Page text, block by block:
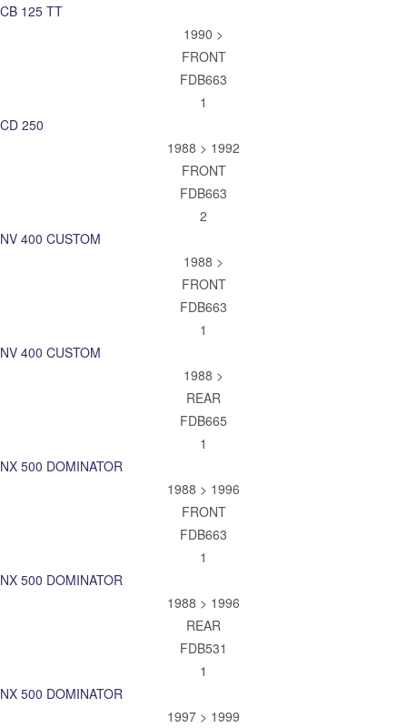
CB 125 TT
1990 >
FRONT
FDB663
1
CD 250
1988 > 1992
FRONT
FDB663
2
NV 400 CUSTOM
1988 >
FRONT
FDB663
1
NV 400 CUSTOM
1988 >
REAR
FDB665
1
NX 500 DOMINATOR
1988 > 1996
FRONT
FDB663
1
NX 500 DOMINATOR
1988 > 1996
REAR
FDB531
1
NX 500 DOMINATOR
1997 > 1999